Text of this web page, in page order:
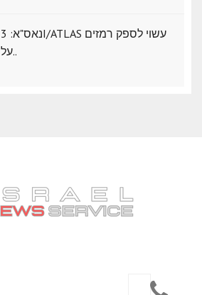
נאס"א: ‏3I/ATLAS עשוי לספק רמזים
על..